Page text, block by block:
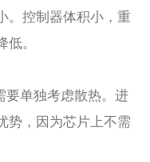
。控制器体积小，重
。
单独考虑散热。进
势，因为芯片上不需